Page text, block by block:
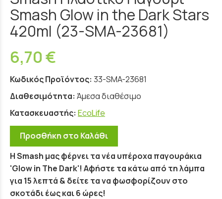
Smash Glow in the Dark Stars
420ml (23-SMA-23681)
6,70 €
Κωδικός Προϊόντος: 33-SMA-23681
Διαθεσιμότητα: Άμεσα διαθέσιμο
Κατασκευαστής: EcoLife
Προσθήκη στο Καλάθι
Η Smash μας φέρνει τα νέα υπέροχα παγουράκια
'Glow in The Dark'! Αφήστε τα κάτω από τη λάμπα
για 15 λεπτά & δείτε τα να φωσφορίζουν στο
σκοτάδι έως και 6 ώρες!